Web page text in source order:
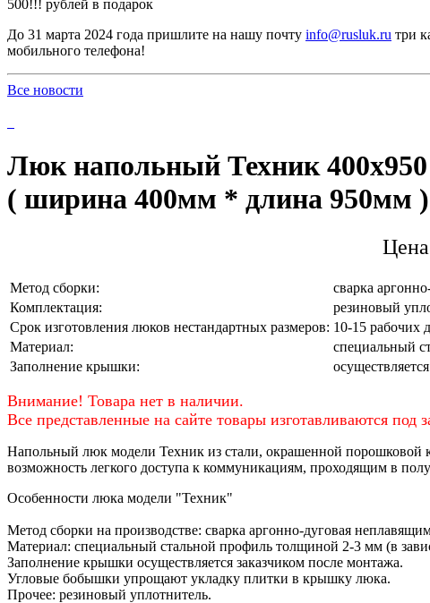
500!!! рублей в подарок
До 31 марта 2024 года пришлите на нашу почту info@rusluk.ru три
мобильного телефона!
Все новости
Люк напольный Техник
( ширина 400мм * длина 950мм )
Метод сборки:
сварка
Комплектация:
резиновый
Срок изготовления люков нестандартных размеров: 10-15 рабочих
Материал:
специальный
Заполнение крышки:
Внимание! Товара нет в наличии.
Все представленные на сайте товары изготавливаются под
Напольный люк модели Техник из стали, окрашенной порошковой
возможность легкого доступа к коммуникациям, проходящим в
Особенности люка модели "Техник"
Метод сборки на производстве: сварка аргонно-дуговая
Материал: специальный стальной профиль толщиной 2-3 мм (в
Заполнение крышки осуществляется заказчиком после монтажа.
Угловые бобышки упрощают укладку плитки в крышку люка.
Прочее: резиновый уплотнитель.